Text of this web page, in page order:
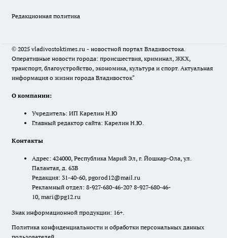
Редакционная политика
© 2025 vladivostoktimes.ru - новостной портал Владивостока.
Оперативные новости города: происшествия, криминал, ЖКХ,
транспорт, благоустройство, экономика, культура и спорт. Актуальная
информация о жизни города Владивосток"
О компании:
Учредитель: ИП Карелин Н.Ю
Главный редактор сайта: Карелин Н.Ю.
Контакты
Адрес: 424000, Республика Марий Эл, г. Йошкар-Ола, ул.
Палантая, д. 63В
Редакция: 31-40-60, pgorod12@mail.ru
Рекламный отдел: 8-927-680-46-20? 8-927-680-46-
10, mari@pg12.ru
Знак информационной продукции: 16+.
Политика конфиденциальности и обработки персональных данных